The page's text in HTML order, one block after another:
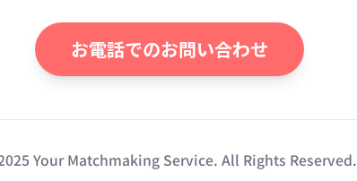
お電話でのお問い合わせ
Your Matchmaking Service. All Rights Reserved.